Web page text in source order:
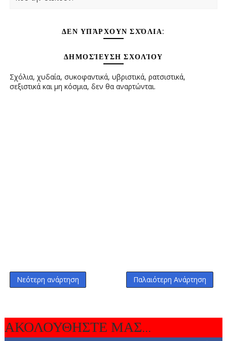
ΔΕΝ ΥΠΆΡΧΟΥΝ ΣΧΌΛΙΑ:
ΔΗΜΟΣΊΕΥΣΗ ΣΧΟΛΊΟΥ
Σχόλια, χυδαία, συκοφαντικά, υβριστικά, ρατσιστικά,
σεξιστικά και μη κόσμια, δεν θα αναρτώνται.
Νεότερη ανάρτηση Παλαιότερη Ανάρτηση
ΑΚΟΛΟΥΘΗΣΤΕ ΜΑΣ...